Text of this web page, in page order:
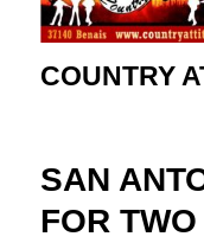
COUNTRY
SAN
FOR